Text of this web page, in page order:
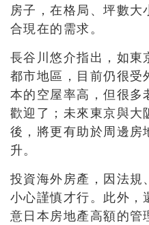
房子，在格局、坪數
合現在的需求。
長谷川悠介指出，如東
都市地區，目前仍很受
本的空屋率高，但很多
歡迎了；未來東京與大
後，將更有助於周邊房
升。
投資海外房產，因法規
小心謹慎才行。此外，
意日本房地產高額的管